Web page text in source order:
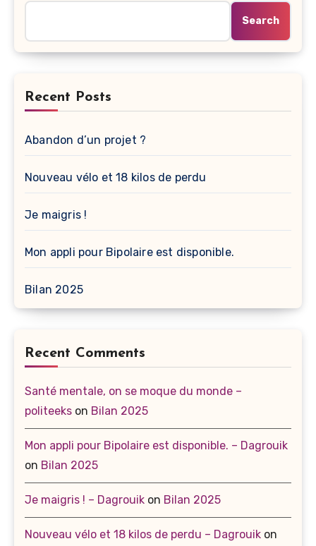
Search
Recent Posts
Abandon d’un projet ?
Nouveau vélo et 18 kilos de perdu
Je maigris !
Mon appli pour Bipolaire est disponible.
Bilan 2025
Recent Comments
Santé mentale, on se moque du monde –
politeeks on Bilan 2025
Mon appli pour Bipolaire est disponible. – Dagrouik
on Bilan 2025
Je maigris ! – Dagrouik on Bilan 2025
Nouveau vélo et 18 kilos de perdu – Dagrouik on